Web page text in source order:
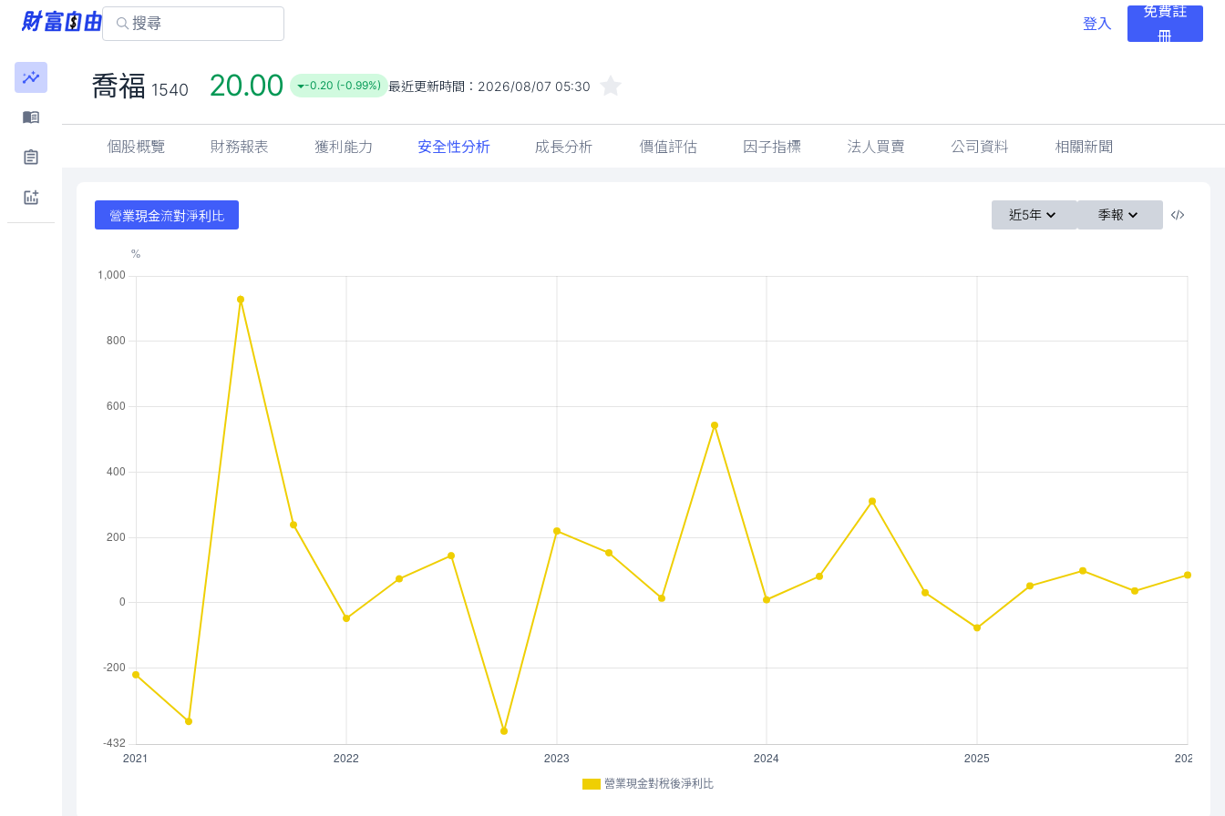
登入
免費註
冊
喬福 1540 20.00 -0.20 (-0.99%) 最近更新時間： 2026/08/07 05:30
個股概覽 財務報表 獲利能力 安全性分析 成長分析 價值評估 因子指標 法人買賣 公司資料 相關新聞
營業現金流對淨利比 近5年 季報
營業現金對稅後淨利比